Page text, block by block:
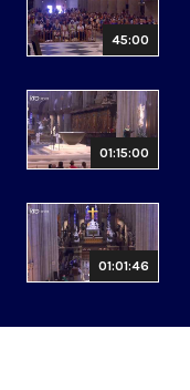
45:00
01:15:00
01:01:46